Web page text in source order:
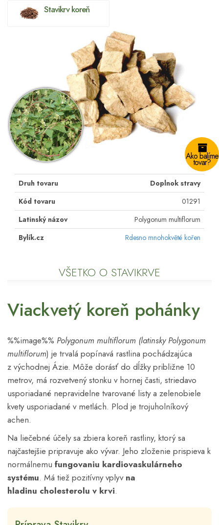
Stavikrv koreň
Ako balíme
tovar?
Druh tovaru
Doplnok stravy
Kód tovaru
01291
Latinský názov
Polygonum multiflorum
Bylík.cz
Rdesno mnohokvěté kořen
VŠETKO O STAVIKRVE
Viackvetý koreň pohánky
%%image%% Polygonum multiflorum (latinsky Polygonum
multiflorum) je trvalá popínavá rastlina pochádzajúca
z východnej Ázie. Môže dorásť do dĺžky približne 10
metrov, má rozvetvený stonku v hornej časti, striedavo
usporiadané nepravidelne tvarované listy a zelenobiele
kvety usporiadané v metlách. Plod je trojuholníkový
achen.
Na liečebné účely sa zbiera koreň rastliny, ktorý sa
najčastejšie pripravuje ako vývar. Jeho zloženie prispieva k
normálnemu fungovaniu kardiovaskulárneho
systému. Má tiež pozitívny vplyvna
hladinu cholesterolu v krvi.